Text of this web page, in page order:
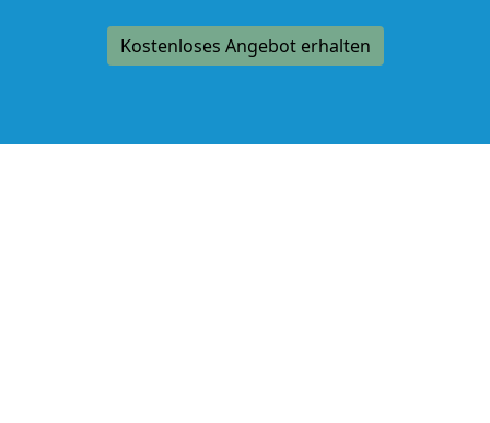
Kostenloses Angebot erhalten